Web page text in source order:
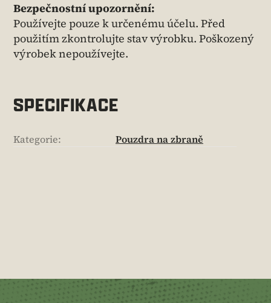
Bezpečnostní upozornění:
Používejte pouze k určenému účelu. Před
použitím zkontrolujte stav výrobku. Poškozený
výrobek nepoužívejte.
SPECIFIKACE
Kategorie: Pouzdra na zbraně